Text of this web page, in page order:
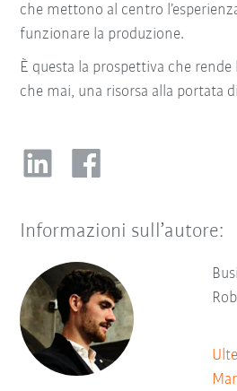
che mettono al centro
funzionare la produzione.
È questa la prospettiva che
che mai, una risorsa alla portata
Informazioni sull’autore: